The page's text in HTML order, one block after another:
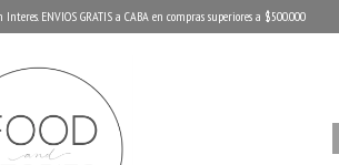
ENVIOS GRATIS a CABA en compras superiores a $500.000